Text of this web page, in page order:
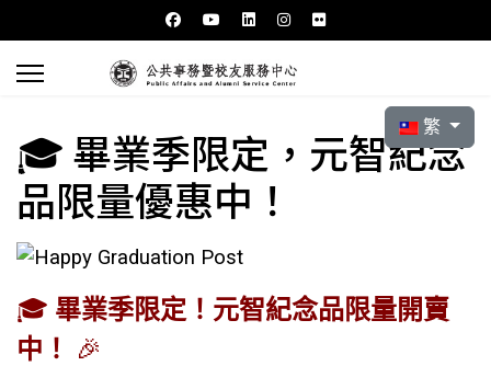
選擇你的語言
繁
🎓 畢業季限定，元智紀念
品限量優惠中！
🎓 畢業季限定！元智紀念品限量開賣
中！
🎉